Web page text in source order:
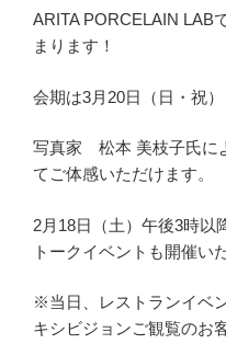
ARITA PORCELAIN LAB
まります！
会期は3月20日（日・祝）
写真家 松本 美枝子氏に
てご体感いただけます。
2月18日（土）午後3時以
トークイベントも開催い
※当日、レストランイベ
キシビジョンご観覧のお